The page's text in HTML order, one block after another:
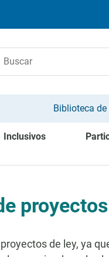
Biblioteca de
Inclusivos
de ley, ya